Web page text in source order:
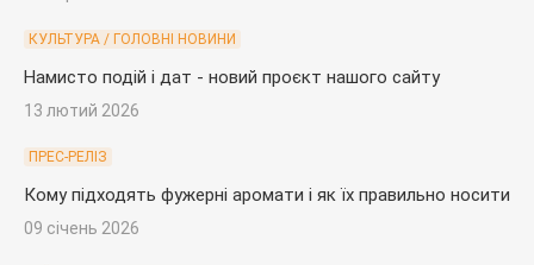
КУЛЬТУРА / ГОЛОВНІ НОВИНИ
Намисто подій і дат - новий проєкт нашого сайту
13 лютий 2026
ПРЕС-РЕЛІЗ
Кому підходять фужерні аромати і як їх правильно носити
09 січень 2026